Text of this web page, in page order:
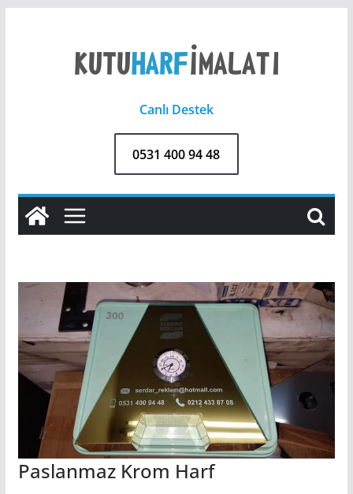
Canlı Destek
0531 400 94 48
Paslanmaz Krom Harf